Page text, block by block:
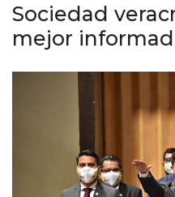
Sociedad
mejor